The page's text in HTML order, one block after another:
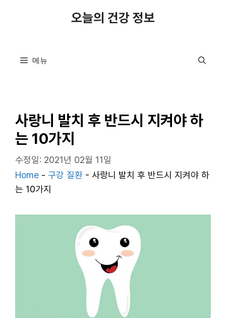
오늘의 건강 정보
메뉴
사랑니 발치 후 반드시 지켜야 하
는 10가지
수정일: 2021년 02월 11일
Home - 구강 질환 - 사랑니 발치 후 반드시 지켜야 하
는 10가지